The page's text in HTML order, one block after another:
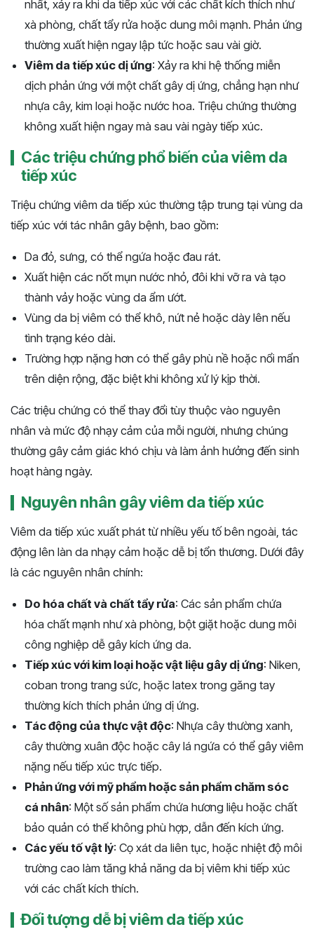
nhất, xảy ra khi da tiếp xúc với các chất kích thích như
xà phòng, chất tẩy rửa hoặc dung môi mạnh. Phản ứng
thường xuất hiện ngay lập tức hoặc sau vài giờ.
Viêm da tiếp xúc dị ứng: Xảy ra khi hệ thống miễn
dịch phản ứng với một chất gây dị ứng, chẳng hạn như
nhựa cây, kim loại hoặc nước hoa. Triệu chứng thường
không xuất hiện ngay mà sau vài ngày tiếp xúc.
Các triệu chứng phổ biến của viêm da
tiếp xúc
Triệu chứng viêm da tiếp xúc thường tập trung tại vùng da
tiếp xúc với tác nhân gây bệnh, bao gồm:
Da đỏ, sưng, có thể ngứa hoặc đau rát.
Xuất hiện các nốt mụn nước nhỏ, đôi khi vỡ ra và tạo
thành vảy hoặc vùng da ẩm ướt.
Vùng da bị viêm có thể khô, nứt nẻ hoặc dày lên nếu
tình trạng kéo dài.
Trường hợp nặng hơn có thể gây phù nề hoặc nổi mẩn
trên diện rộng, đặc biệt khi không xử lý kịp thời.
Các triệu chứng có thể thay đổi tùy thuộc vào nguyên
nhân và mức độ nhạy cảm của mỗi người, nhưng chúng
thường gây cảm giác khó chịu và làm ảnh hưởng đến sinh
hoạt hàng ngày.
Nguyên nhân gây viêm da tiếp xúc
Viêm da tiếp xúc xuất phát từ nhiều yếu tố bên ngoài, tác
động lên làn da nhạy cảm hoặc dễ bị tổn thương. Dưới đây
là các nguyên nhân chính:
Do hóa chất và chất tẩy rửa: Các sản phẩm chứa
hóa chất mạnh như xà phòng, bột giặt hoặc dung môi
công nghiệp dễ gây kích ứng da.
Tiếp xúc với kim loại hoặc vật liệu gây dị ứng: Niken,
coban trong trang sức, hoặc latex trong găng tay
thường kích thích phản ứng dị ứng.
Tác động của thực vật độc: Nhựa cây thường xanh,
cây thường xuân độc hoặc cây lá ngứa có thể gây viêm
nặng nếu tiếp xúc trực tiếp.
Phản ứng với mỹ phẩm hoặc sản phẩm chăm sóc
cá nhân: Một số sản phẩm chứa hương liệu hoặc chất
bảo quản có thể không phù hợp, dẫn đến kích ứng.
Các yếu tố vật lý: Cọ xát da liên tục, hoặc nhiệt độ môi
trường cao làm tăng khả năng da bị viêm khi tiếp xúc
với các chất kích thích.
Đối tượng dễ bị viêm da tiếp xúc